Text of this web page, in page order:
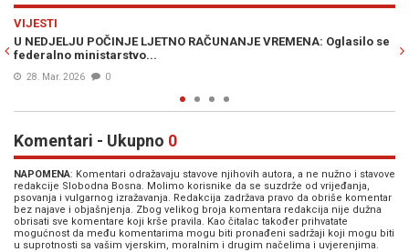
Oglasilo se SPAVAMO SAT KRAĆE, ALI...: Mnogi ne znaju zbog čega
pomičemo kazaljke sata unaprijed...
28. Mar. 2026
Komentari - Ukupno 0
NAPOMENA: Komentari odražavaju stavove njihovih autora, a ne nužno i stavove
redakcije Slobodna Bosna. Molimo korisnike da se suzdrže od vrijeđanja,
psovanja i vulgarnog izražavanja. Redakcija zadržava pravo da obriše komentar
bez najave i objašnjenja. Zbog velikog broja komentara redakcija nije dužna
obrisati sve komentare koji krše pravila. Kao čitalac također prihvatate
mogućnost da među komentarima mogu biti pronađeni sadržaji koji mogu biti
u suprotnosti sa vašim vjerskim, moralnim i drugim načelima i uvjerenjima.